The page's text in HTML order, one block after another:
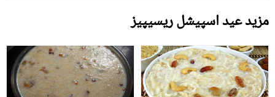
مزید عید اسپیشل ریسیپیز